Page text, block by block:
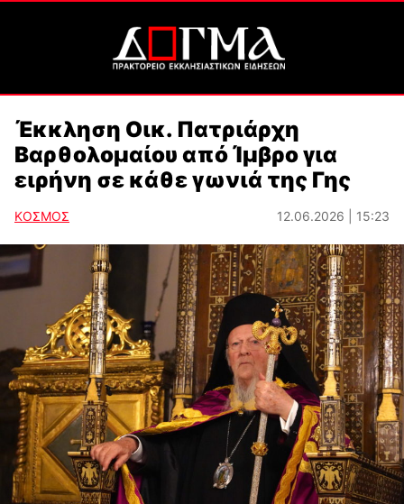
Έκκληση Οικ. Πατριάρχη
Βαρθολομαίου από Ίμβρο για
ειρήνη σε κάθε γωνιά της Γης
ΚΟΣΜΟΣ 12.06.2026 | 15:23